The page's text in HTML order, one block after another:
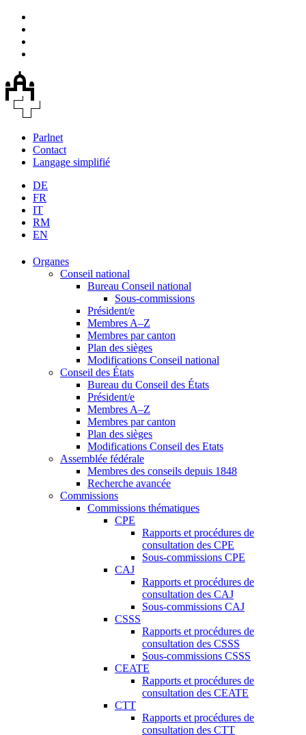
Parlnet
Contact
Langage simplifié
DE
FR
IT
RM
EN
Organes
Conseil national
Bureau Conseil national
Sous-commissions
Président/e
Membres A–Z
Membres par canton
Plan des sièges
Modifications Conseil national
Conseil des États
Bureau du Conseil des États
Président/e
Membres A–Z
Membres par canton
Plan des sièges
Modifications Conseil des Etats
Assemblée fédérale
Membres des conseils depuis 1848
Recherche avancée
Commissions
Commissions thématiques
CPE
Rapports et procédures de
consultation des CPE
Sous-commissions CPE
CAJ
Rapports et procédures de
consultation des CAJ
Sous-commissions CAJ
CSSS
Rapports et procédures de
consultation des CSSS
Sous-commissions CSSS
CEATE
Rapports et procédures de
consultation des CEATE
CTT
Rapports et procédures de
consultation des CTT